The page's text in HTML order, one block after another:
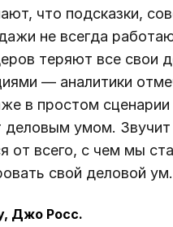
что подсказки,
не всегда
теряют все свои
— аналитики
в простом
деловым умом.
от всего, с чем мы
свой деловой ум.
Джо Росс.